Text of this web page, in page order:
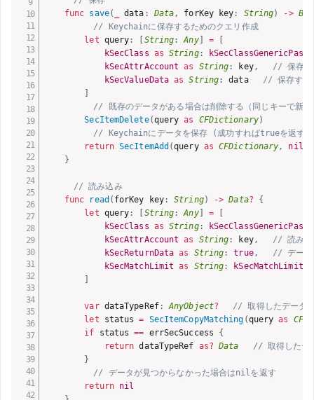
func save( data : Data, forKey key : String) ->
// Keychainに保存するためのクエリ作成
let query : String : Any] =
kSecClass as String:
kSecAttrAccount as String : key,
// 保存す
kSecValueData as String : data
// 保存する
// 既存のデータがある場合は削除する（同じキーで新し
SecItemDelete(query as CFDictionary)
// Keychainにデータを保存 (成功すればtrueを返す)
return SecItemAdd (query as CFDictionary, nil
}
// 読み込み
func
read ( forKey key: String) -> Data?
{
let query : String : Any] =
kSecClass as String:
kSecAttrAccount as String : key,
// 読み込
kSecReturnData as String : true,
// データ
kSecMatchLimit as String :
var dataTypeRef: AnyObject?
// 取得したデータ
let status = SecItemCopyMatching (query as
if status == errSecSuccess {
return dataTypeRef as? Data
// 取得したデ
}
// データが見つからなかった場合はnilを返す
return nil